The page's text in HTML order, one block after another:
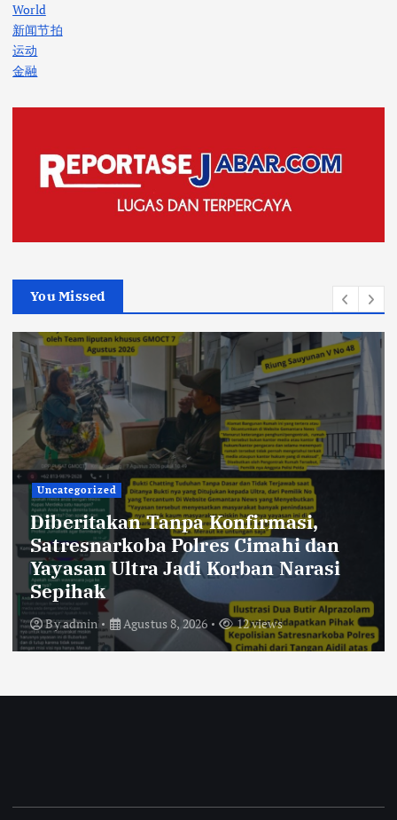
World
新闻节拍
运动
金融
You Missed
Uncategorized
234SC Kota Bandung Gelar Aksi
Berbagi Sembako untuk Ringankan
Beban Masyarakat
Byadmin Agustus 7, 2026 25 views